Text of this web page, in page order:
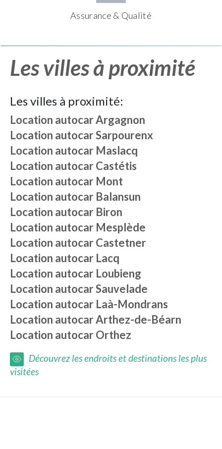
Assurance & Qualité
Les villes à proximité
Les villes à proximité:
Location autocarArgagnon
Location autocarSarpourenx
Location autocar Maslacq
Location autocarCastétis
Location autocar Mont
Location autocar Balansun
Location autocar Biron
Location autocar Mesplède
Location autocarCastetner
Location autocar Lacq
Location autocar Loubieng
Location autocarSauvelade
Location autocar Laà-Mondrans
Location autocarArthez-de-Béarn
Location autocarOrthez
Découvrez les endroits et destinations les plus
visitées